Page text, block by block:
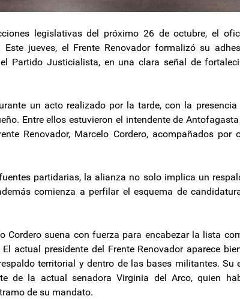
legislativas del próximo 26 de octubre, el
jueves, el Frente Renovador formalizó su
Partido Justicialista, en una clara señal de
un acto realizado por la tarde, con la
Entre ellos estuvieron el intendente de
Renovador, Marcelo Cordero, acompañados por
partidarias, la alianza no solo implica un
comienza a perfilar el esquema de
Cordero suena con fuerza para encabezar la lista
actual presidente del Frente Renovador aparece
territorial y dentro de las bases militantes. Su
de la actual senadora Virginia del Arco, quien
de su mandato.